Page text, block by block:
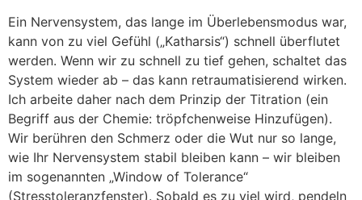
Ein Nervensystem, das lange im Überlebensmodus war,
kann von zu viel Gefühl („Katharsis“) schnell überflutet
werden. Wenn wir zu schnell zu tief gehen, schaltet das
System wieder ab – das kann retraumatisierend wirken.
Ich arbeite daher nach dem Prinzip der Titration (ein
Begriff aus der Chemie: tröpfchenweise Hinzufügen).
Wir berühren den Schmerz oder die Wut nur so lange,
wie Ihr Nervensystem stabil bleiben kann – wir bleiben
im sogenannten „Window of Tolerance“
(Stresstoleranzfenster). Sobald es zu viel wird, pendeln